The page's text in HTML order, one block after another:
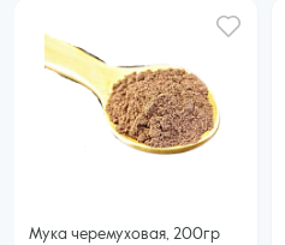
Мука черемуховая, 200гр